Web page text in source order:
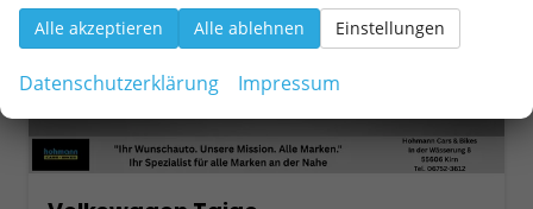
Alle akzeptieren Alle ablehnen Einstellungen
Datenschutzerklärung Impressum